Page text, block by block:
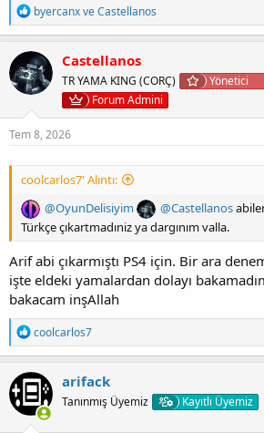
T
e
p
k
i
l
e
r
byercanxveCastellanos
Castellanos
TR YAMA KING (CORÇ)
Yönetici
Forum Admini
Tem 8, 2026
coolcarlos7' Alıntı:
@OyunDelisiyim
@Castellanos
Türkçe çıkartmadıniz ya dargınım valla.
Arif abi çıkarmıştı PS4 için. Bir ara
işte eldeki yamalardan dolayı
bakacam inşAllah
T
e
p
k
i
l
e
coolcarlos7
arifack
Tanınmış Üyemiz Kayıtlı Üyemiz